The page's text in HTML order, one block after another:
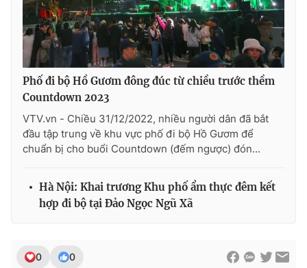
THỜI BÁO VTV
Theo dõi báo trên
Cơ quan báo chí:Thời báo VTV
Giấy phép hoạt động báo in và báo điện tử số 483/GP-BTTTT
Phó Tổng Biên tập:
Nguyễn Thị Mỹ Hạnh, Phạm Quốc Thắng,
Phố đi bộ Hồ Gươm đông đúc từ chiều trước thềm
Countdown 2023
VTV.vn - Chiều 31/12/2022, nhiều người dân đã bắt
đầu tập trung về khu vực phố đi bộ Hồ Gươm để
chuẩn bị cho buổi Countdown (đếm ngược) đón...
Hà Nội: Khai trương Khu phố ẩm thực đêm kết
hợp đi bộ tại Đảo Ngọc Ngũ Xã
0 0